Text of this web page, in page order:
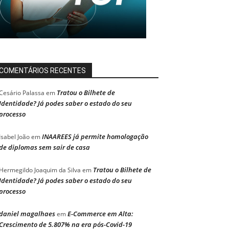
RECENTES
Palassa em Tratou o Bilhete de
Já podes saber o estado do seu
JoãoemINAAREES já permite homologação
diplomas sem sair de casa
Joaquim da Silva em Tratou o Bilhete de
Já podes saber o estado do seu
magalhaesemE-Commerce em Alta:
de 5.807% na era pós-Covid-19